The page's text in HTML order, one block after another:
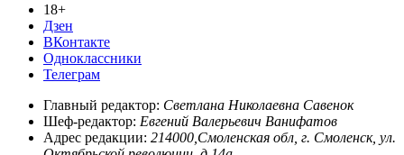
18+
Дзен
ВКонтакте
Одноклассники
Телеграм
Главный редактор: Светлана Николаевна Савенок
Шеф-редактор: Евгений Валерьевич Ванифатов
Адрес редакции: 214000,Смоленская обл, г. Смоленск, ул.